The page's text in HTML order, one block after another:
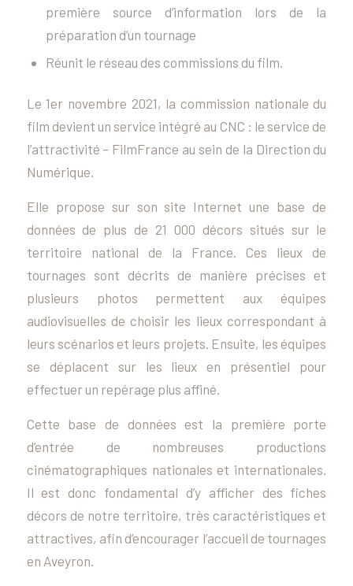
première source d’information lors de la
préparation d’un tournage
Réunit le réseau des commissions du film.
Le 1er novembre 2021, la commission nationale du
film devient un service intégré au CNC : le service de
l’attractivité – FilmFrance au sein de la Direction du
Numérique.
Elle propose sur son site Internet une base de
données de plus de 21 000 décors situés sur le
territoire national de la France. Ces lieux de
tournages sont décrits de manière précises et
plusieurs photos permettent aux équipes
audiovisuelles de choisir les lieux correspondant à
leurs scénarios et leurs projets. Ensuite, les équipes
se déplacent sur les lieux en présentiel pour
effectuer un repérage plus affiné.
Cette base de données est la première porte
d’entrée de nombreuses productions
cinématographiques nationales et internationales.
Il est donc fondamental d’y afficher des fiches
décors de notre territoire, très caractéristiques et
attractives, afin d’encourager l’accueil de tournages
en Aveyron.